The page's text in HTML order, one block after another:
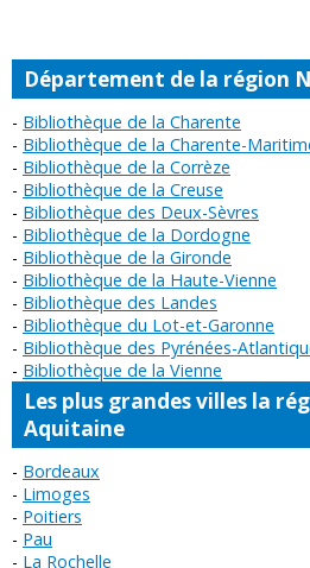
Département de la région
Bibliothèque de la Charente
Bibliothèque de la Charente-
Bibliothèque de la Corrèze
Bibliothèque de la Creuse
Bibliothèque des Deux-Sèvres
Bibliothèque de la Dordogne
Bibliothèque de la Gironde
Bibliothèque de la Haute-Vienne
Bibliothèque des Landes
Bibliothèque du Lot-et-Garonne
Bibliothèque des Pyrénées-
Bibliothèque de la Vienne
Les plus grandes villes la
Aquitaine
Bordeaux
Limoges
Poitiers
Pau
La Rochelle